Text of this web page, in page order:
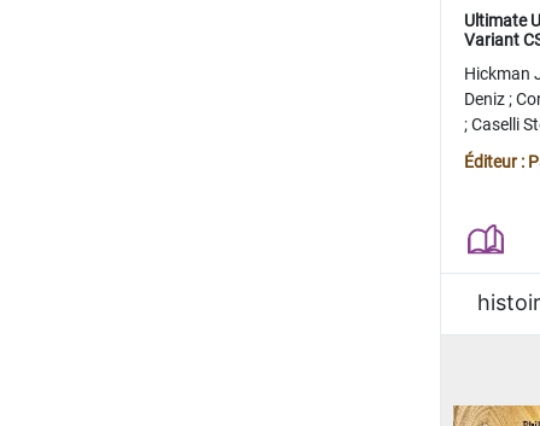
Ultimate
Variant
Hickman
Deniz;
;Caselli
Juan
Éditeur :